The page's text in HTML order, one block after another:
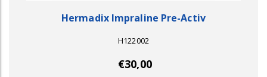
Hermadix Impraline Pre-Activ
H122002
€30,00